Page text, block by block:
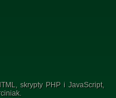
skrypty PHP i JavaScript,